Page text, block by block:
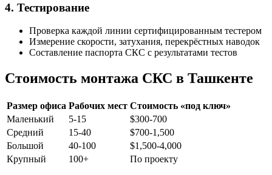
4. Тестирование
Проверка каждой линии сертифицированным тестером
Измерение скорости, затухания, перекрёстных наводок
Составление паспорта СКС с результатами тестов
Стоимость монтажа СКС в Ташкенте
Размер офиса Рабочих мест Стоимость «под ключ»
Маленький
5-15
$300-700
Средний
15-40
$700-1,500
Большой
40-100
$1,500-4,000
Крупный
100+ По проекту